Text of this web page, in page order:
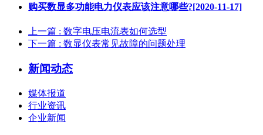
购买数显多功能电力仪表应该注意哪些?[2020-11-17]
上一篇 : 数字电压电流表如何选型
下一篇 : 数显仪表常见故障的问题处理
新闻动态
媒体报道
行业资讯
企业新闻